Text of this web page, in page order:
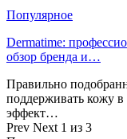
Популярное
Dermatime:
обзор бренда и…
Правильно
поддерживать кожу
эффект…
Prev Next 1 из 3